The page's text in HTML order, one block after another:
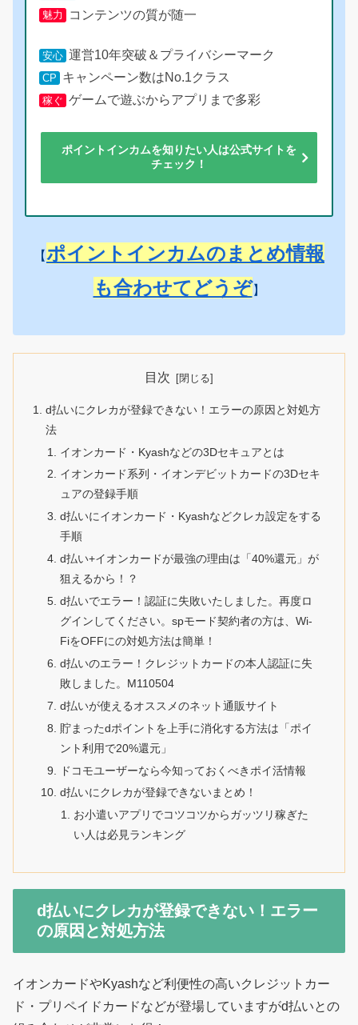
魅力 コンテンツの質が随一
安心 運営10年突破＆プライバシーマーク
CP キャンペーン数はNo.1クラス
稼ぐ ゲームで遊ぶからアプリまで多彩
ポイントインカムを知りたい人は公式サイトを
チェック！
【ポイントインカムのまとめ情報
も合わせてどうぞ 】
目次
d払いにクレカが登録できない！エラーの原因と対処方
法
イオンカード・Kyashなどの3Dセキュアとは
イオンカード系列・イオンデビットカードの3Dセキ
ュアの登録手順
d払いにイオンカード・Kyashなどクレカ設定をする
手順
d払い+イオンカードが最強の理由は「40%還元」が
狙えるから！？
d払いでエラー！認証に失敗いたしました。再度ロ
グインしてください。spモード契約者の方は、Wi-
FiをOFFにの対処方法は簡単！
d払いのエラー！クレジットカードの本人認証に失
敗しました。M110504
d払いが使えるオススメのネット通販サイト
貯まったdポイントを上手に消化する方法は「ポイ
ント利用で20%還元」
ドコモユーザーなら今知っておくべきポイ活情報
d払いにクレカが登録できないまとめ！
お小遣いアプリでコツコツからガッツリ稼ぎた
い人は必見ランキング
d払いにクレカが登録できない！エラー
の原因と対処方法
イオンカードやKyashなど利便性の高いクレジットカー
ド・プリペイドカードなどが登場していますがd払いとの